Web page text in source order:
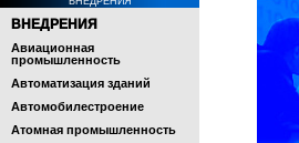
ВНЕДРЕНИЯ
Авиационная
промышленность
Автоматизация зданий
Автомобилестроение
Атомная промышленность